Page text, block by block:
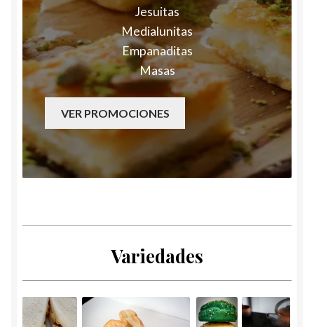
Jesuitas
Medialunitas
Empanaditas
Masas
VER PROMOCIONES
Variedades